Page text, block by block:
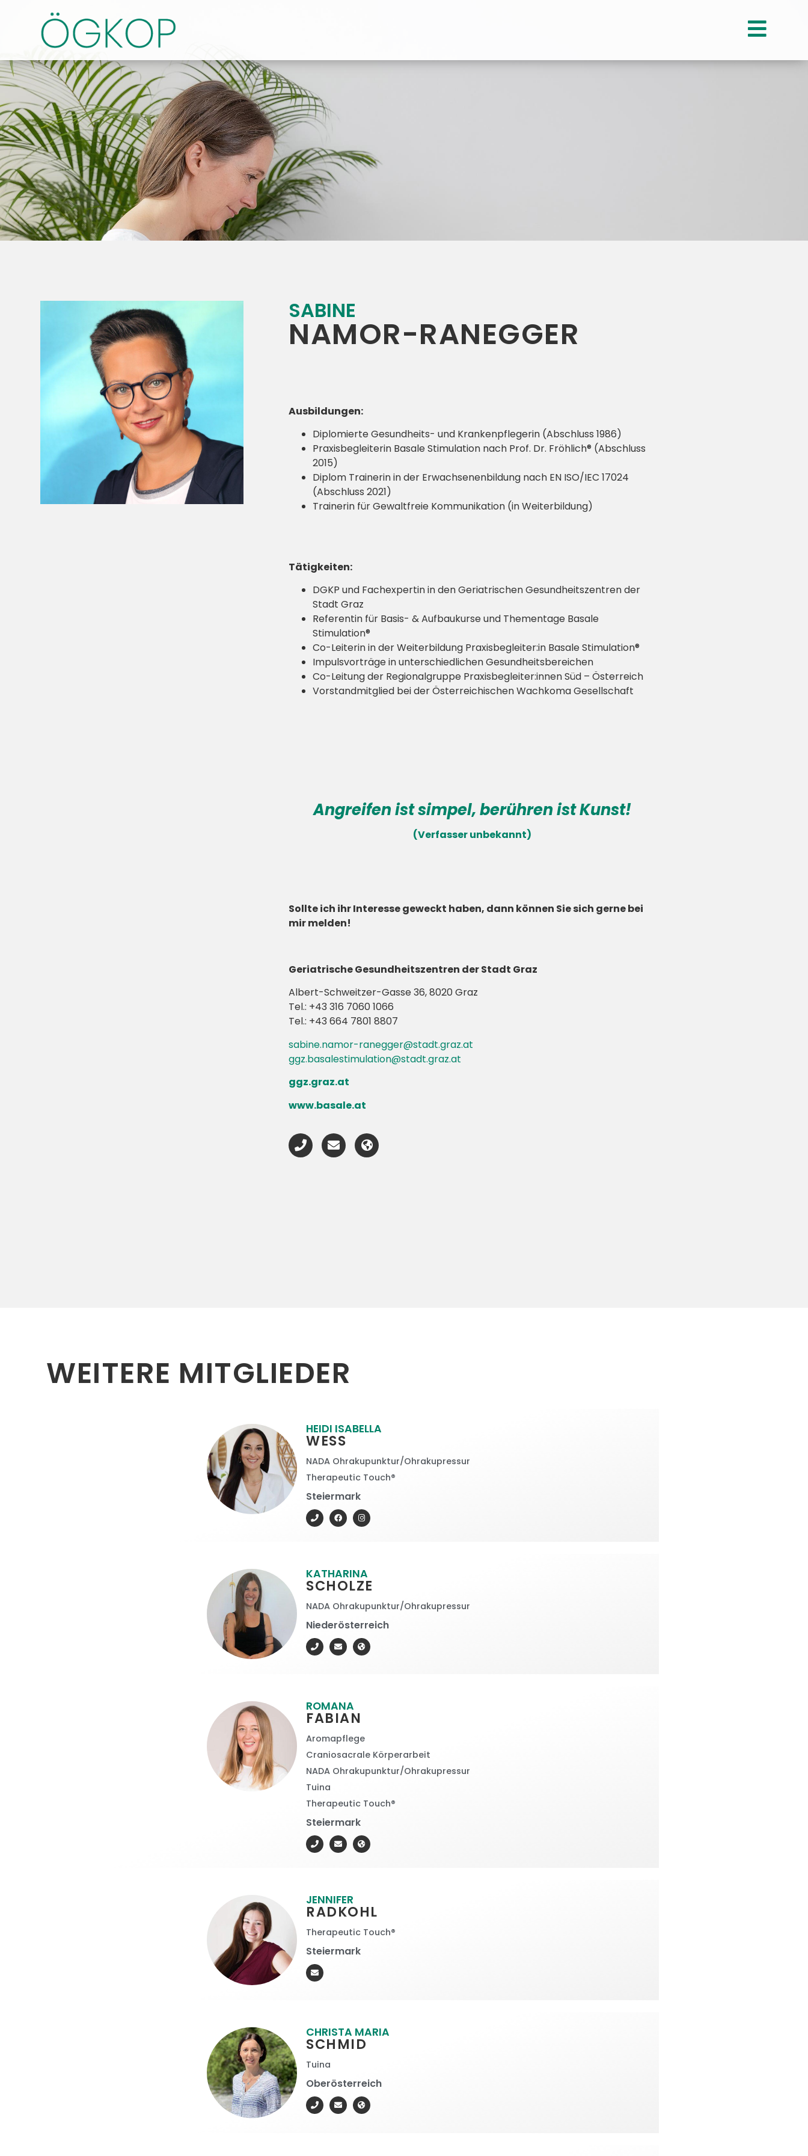
SABINE
NAMOR-RANEGGER
Ausbildungen:
Diplomierte Gesundheits- und Krankenpflegerin (Abschluss 1986)
Praxisbegleiterin Basale Stimulation nach Prof. Dr. Fröhlich® (Abschluss
2015)
Diplom Trainerin in der Erwachsenenbildung nach EN ISO/IEC 17024
(Abschluss 2021)
Trainerin für Gewaltfreie Kommunikation (in Weiterbildung)
Tätigkeiten:
DGKP und Fachexpertin in den Geriatrischen Gesundheitszentren der
Stadt Graz
Referentin für Basis- & Aufbaukurse und Thementage Basale
Stimulation®
Co-Leiterin in der Weiterbildung Praxisbegleiter:in Basale Stimulation®
Impulsvorträge in unterschiedlichen Gesundheitsbereichen
Co-Leitung der Regionalgruppe Praxisbegleiter:innen Süd – Österreich
Vorstandmitglied bei der Österreichischen Wachkoma Gesellschaft
Angreifen ist simpel, berühren ist Kunst!
(Verfasser unbekannt)
Sollte ich ihr Interesse geweckt haben, dann können Sie sich gerne bei
mir melden!
Geriatrische Gesundheitszentren der Stadt Graz
Albert-Schweitzer-Gasse 36, 8020 Graz
Tel.: +43 316 7060 1066
Tel.: +43 664 7801 8807
sabine.namor-ranegger@stadt.graz.at
ggz.basalestimulation@stadt.graz.at
ggz.graz.at
www.basale.at
WEITERE MITGLIEDER
HEIDI ISABELLA
WESS
NADA Ohrakupunktur/Ohrakupressur
Therapeutic Touch®
Steiermark
KATHARINA
SCHOLZE
NADA Ohrakupunktur/Ohrakupressur
Niederösterreich
ROMANA
FABIAN
Aromapflege
Craniosacrale Körperarbeit
NADA Ohrakupunktur/Ohrakupressur
Tuina
Therapeutic Touch®
Steiermark
JENNIFER
RADKOHL
Therapeutic Touch®
Steiermark
CHRISTA MARIA
SCHMID
Tuina
Oberösterreich